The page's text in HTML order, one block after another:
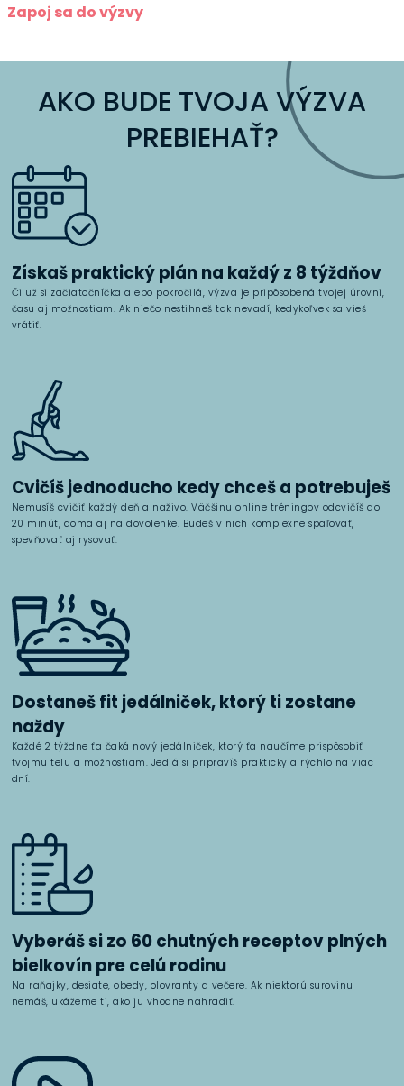
Zapoj sa do výzvy
AKO BUDE TVOJA VÝZVA
PREBIEHAŤ?
Získaš praktický plán na každý z 8 týždňov
Či už si začiatočníčka alebo pokročilá, výzva je pripôsobená tvojej úrovni,
času aj možnostiam. Ak niečo nestihneš tak nevadí, kedykoľvek sa vieš
vrátiť.
Cvičíš jednoducho kedy chceš a potrebuješ
Nemusíš cvičiť každý deň a naživo. Väčšinu online tréningov odcvičíš do
20 minút, doma aj na dovolenke. Budeš v nich komplexne spaľovať,
spevňovať aj rysovať.
Dostaneš fit jedálniček, ktorý ti zostane
naždy
Každé 2 týždne ťa čaká nový jedálniček, ktorý ťa naučíme prispôsobiť
tvojmu telu a možnostiam. Jedlá si pripravíš prakticky a rýchlo na viac
dní.
Vyberáš si zo 60 chutných receptov plných
bielkovín pre celú rodinu
Na raňajky, desiate, obedy, olovranty a večere. Ak niektorú surovinu
nemáš, ukážeme ti, ako ju vhodne nahradiť.